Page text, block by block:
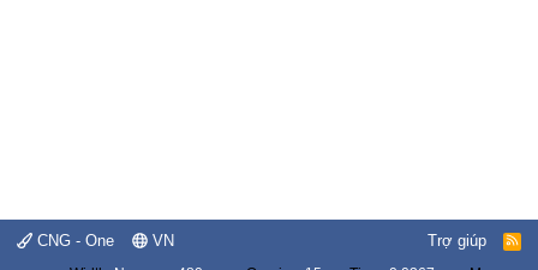
CNG - One VN Trợ giúp
R